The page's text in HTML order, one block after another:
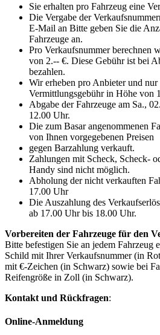
Sie erhalten pro Fahrzeug eine
Die Vergabe der
E-Mail an Bitte geben Sie die
Fahrzeuge an.
Pro Verkaufsnummer berechnen
von 2.-- €. Diese Gebühr ist bei
bezahlen.
Wir erheben pro Anbieter und
Vermittlungsgebühr in Höhe von
Abgabe der Fahrzeuge am Sa.,
12.00 Uhr.
Die zum Basar angenommenen
von Ihnen vorgegebenen Preisen
gegen Barzahlung verkauft.
Zahlungen mit Scheck, Scheck-
Handy sind nicht möglich.
Abholung der nicht verkauften
17.00 Uhr
Die Auszahlung des
ab 17.00 Uhr bis 18.00 Uhr.
Vorbereiten der Fahrzeuge für den
Bitte befestigen Sie an jedem Fahrzeug
Schild mit Ihrer Verkaufsnummer (in
mit €-Zeichen (in Schwarz) sowie bei
Reifengröße in Zoll (in Schwarz).
Kontakt und Rückfragen:
Online-Anmeldung